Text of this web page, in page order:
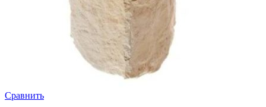
Сравнить